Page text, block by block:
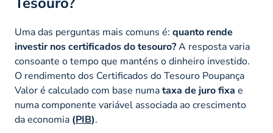
Uma das perguntas mais comuns é: quanto rende
investir nos certificados do tesouro?A resposta varia
consoante o tempo que manténs o dinheiro investido.
O rendimento dos Certificados do Tesouro Poupança
Valor é calculado com base numataxa de juro fixa e
numa componente variável associada ao crescimento
da economia (PIB).